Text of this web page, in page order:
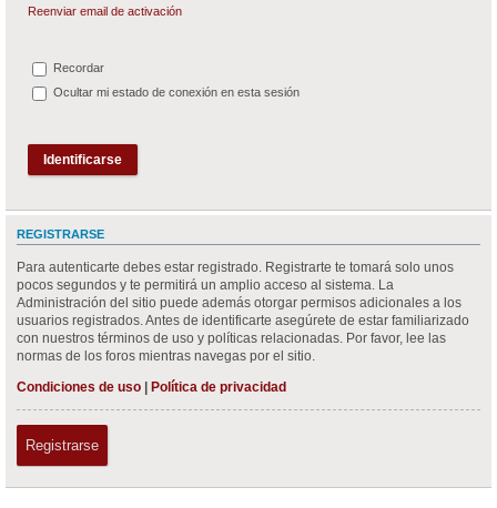
Reenviar email de activación
Recordar
Ocultar mi estado de conexión en esta sesión
REGISTRARSE
Para autenticarte debes estar registrado. Registrarte te tomará solo unos
pocos segundos y te permitirá un amplio acceso al sistema. La
Administración del sitio puede además otorgar permisos adicionales a los
usuarios registrados. Antes de identificarte asegúrete de estar familiarizado
con nuestros términos de uso y políticas relacionadas. Por favor, lee las
normas de los foros mientras navegas por el sitio.
Condiciones de uso
Política de privacidad
Registrarse